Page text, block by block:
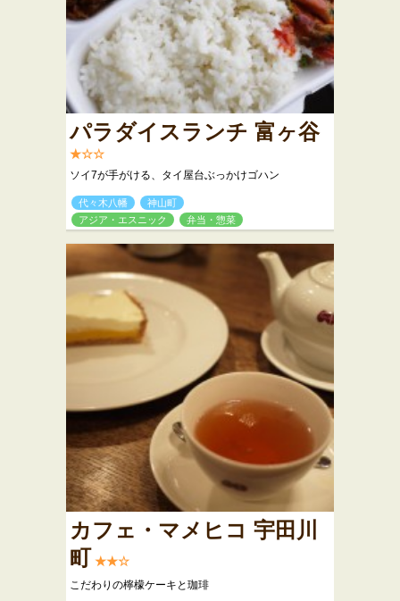
パラダイスランチ 富ヶ谷
★☆☆
ソイ7が手がける、タイ屋台ぶっかけゴハン
代々木八幡
神山町
アジア・エスニック
弁当・惣菜
カフェ・マメヒコ 宇田川
町 ★★☆
こだわりの檸檬ケーキと珈琲